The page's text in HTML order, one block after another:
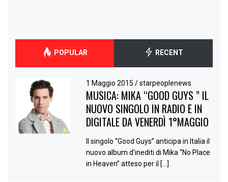
POPULAR RECENT
1 Maggio 2015/ starpeoplenews
MUSICA: MIKA “GOOD GUYS ” IL
NUOVO SINGOLO IN RADIO E IN
DIGITALE DA VENERDÌ 1°MAGGIO
Il singolo “Good Guys” anticipa in Italia il
nuovo album d’inediti di Mika “No Place
in Heaven” atteso per il […]